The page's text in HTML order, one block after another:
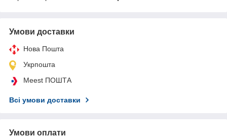
Умови доставки
Нова Пошта
Укрпошта
Meest ПОШТА
Всі умови доставки
Умови оплати